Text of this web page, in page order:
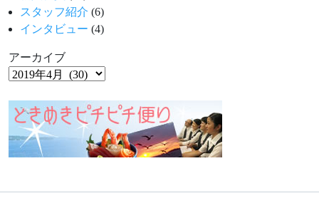
スタッフ紹介 (6)
インタビュー (4)
アーカイブ